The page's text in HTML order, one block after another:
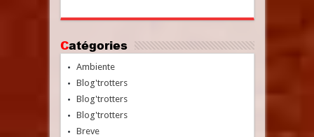
Catégories
Ambiente
Blog'trotters
Blog'trotters
Blog'trotters
Breve